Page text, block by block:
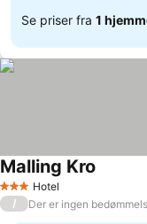
Se priser fra 1
3 StjernerHotel
Malling Kro
/ Der er ingen